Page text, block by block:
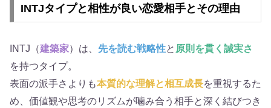
INTJタイプと相性が良い恋愛相手とその理由
INTJ（建築家）は、 先を読む戦略性と 原則を貫く誠実さ
を持つタイプ。
表面の派手さよりも本質的な理解と相互成長を重視するた
め、価値観や思考のリズムが噛み合う相手と深く結びつき